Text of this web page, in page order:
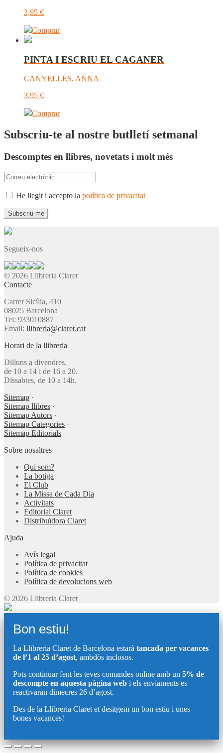
3,95 €
Comprar
PINTA I ESCRIU EL CAGANER
CANYELLES, ANNA
3,95 €
Comprar
Subscriu-te al nostre butlletí setmanal
Descomptes en llibres, novetats i molt més
He llegit i accepto la política de privacitat
Segueix-nos
© 2026 Llibreria Claret
Contacte
Carrer Sicília, 410
08025 Barcelona
Tel: 933010887
Email: llibreria@claret.cat
Horari de la llibreria
Dilluns a divendres,
de 10 a 14 i de 16 a 20.
Dissabtes, de 10 a 14h.
Sitemap ·
Sitemap llibres ·
Sitemap Autors ·
Sitemap Categories ·
Sitemap Editorials
Sobre nosaltres
Qui som?
La botiga
El Club
La Missa de Cada Dia
Activitats
Editorial Claret
Distribuïdora Claret
Ajuda
Avís legal
Política de privacitat
Política de cookies
Política de devolucions web
© 2026 Llibreria Claret
Bon estiu!
La Llibreria Claret de Barcelona estarà tancada per vacances
de l’1 al 25 d’agost, ambdòs inclosos.
Pots continuar fent les teves comandes online amb un 5% de
descompte en aquesta pàgina web i els enviaments es
reactivaran dimecres 26 d’agost.
Des de la Llibreria Claret et desitgem un bon estiu i unes
bones vacances!